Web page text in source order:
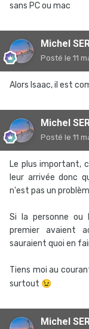
sans PC ou mac
Michel
Posté le 11
Alors Isaac, il est
Michel
Posté le 11
Le plus important,
leur arrivée donc
n'est pas un
Si la personne ou
premier avaient
sauraient quoi en
Tiens moi au
surtout 😉
Michel